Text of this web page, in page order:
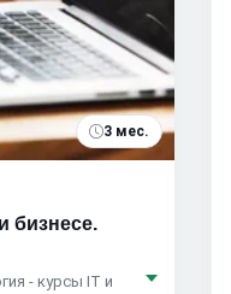
3 мес.
бизнесе.
- курсы IT и